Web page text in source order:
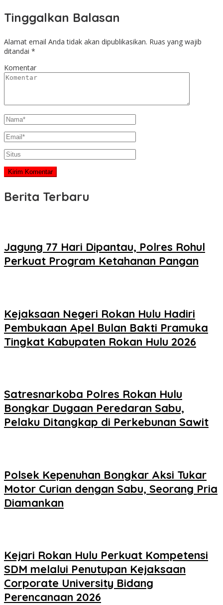
Tinggalkan Balasan
Alamat email Anda tidak akan dipublikasikan. Ruas yang wajib
ditandai *
Komentar
Berita Terbaru
Jagung 77 Hari Dipantau, Polres Rohul
Perkuat Program Ketahanan Pangan
Kejaksaan Negeri Rokan Hulu Hadiri
Pembukaan Apel Bulan Bakti Pramuka
Tingkat Kabupaten Rokan Hulu 2026
Satresnarkoba Polres Rokan Hulu
Bongkar Dugaan Peredaran Sabu,
Pelaku Ditangkap di Perkebunan Sawit
Polsek Kepenuhan Bongkar Aksi Tukar
Motor Curian dengan Sabu, Seorang Pria
Diamankan
Kejari Rokan Hulu Perkuat Kompetensi
SDM melalui Penutupan Kejaksaan
Corporate University Bidang
Perencanaan 2026